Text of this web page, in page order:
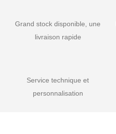
Grand stock disponible, une
livraison rapide
Service technique et
personnalisation